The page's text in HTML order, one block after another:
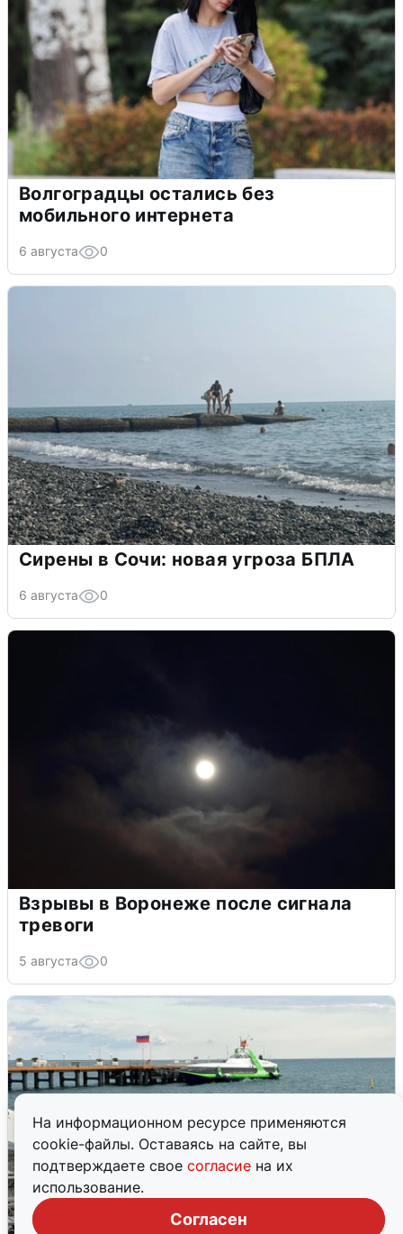
На информационном ресурсе применяются
cookie-файлы. Оставаясь на сайте, вы
подтверждаете свое согласие на их
использование.
Согласен
Волгоградцы остались без
мобильного интернета
6 августа 0
Сирены в Сочи: новая угроза БПЛА
6 августа 0
Взрывы в Воронеже после сигнала
тревоги
5 августа 0